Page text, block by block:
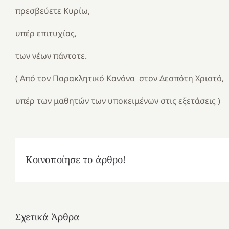
πρεσβεύετε Κυρίω,
υπέρ επιτυχίας,
των νέων πάντοτε.
( Από τον Παρακλητικό Κανόνα στον Δεσπότη Χριστό,
υπέρ των μαθητών των υποκειμένων στις εξετάσεις )
Κοινοποίησε το άρθρο!
Σχετικά Άρθρα